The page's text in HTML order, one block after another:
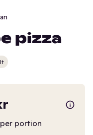
pizza
per portion